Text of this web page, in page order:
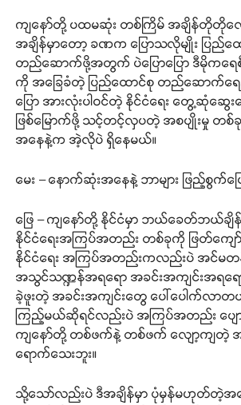
ကျနော်တို့ ပထမဆုံး တစ်ကြိမ် အချိန်တိုတို
အချိန်မှာတော့ ခဏက ပြောသလိုမျိုး ပြည်ထော
တည်ဆောက်ဖို့အတွက် ပဲပြောပြော ဒီမိုကရေ
ကို အခြေခံတဲ့ ပြည်ထောင်စု တည်ဆောက်ရ
ပြော အားလုံးပါဝင်တဲ့ နိုင်ငံရေး တွေ့ဆုံဆွေး
ဖြစ်မြောက်ဖို့ သင့်တင့်လှပတဲ့ အစပျိုးမှု တစ်
အနေနဲ့က အဲ့လိုပဲ ရှိနေမယ်။
မေး – နောက်ဆုံးအနေနဲ့ ဘာများ ဖြည့်စွက်ပြ
ဖြေ – ကျနော်တို့ နိုင်ငံမှာ ဘယ်ခေတ်ဘယ်ချိ
နိုင်ငံရေးအကြပ်အတည်း တစ်ခုကို ဖြတ်ကျေ
နိုင်ငံရေး အကြပ်အတည်းကလည်းပဲ အင်မတန်
အသွင်သဏ္ဍန်အရရော အခင်းအကျင်းအရရ
ခဲ့ဖူးတဲ့ အခင်းအကျင်းတွေ ပေါ်ပေါက်လာ
ကြည့်မယ်ဆိုရင်လည်းပဲ အကြပ်အတည်း ပ
ကျနော်တို့ တစ်ဖက်နဲ့ တစ်ဖက် လျော့ကျတဲ့
ရောက်သေးဘူး။
သို့သော်လည်းပဲ ဒီအချိန်မှာ ပုံမှန်မဟုတ်တဲ့အန